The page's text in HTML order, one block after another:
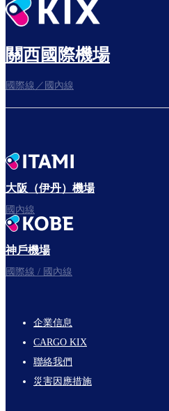
關西國際機場
國際線／國內線
大阪（伊丹）機場
國內線
神戶機場
國際線 / 國內線
footer-
links-
en-
企業信息
CARGO KIX
聯絡我們
災害因應措施